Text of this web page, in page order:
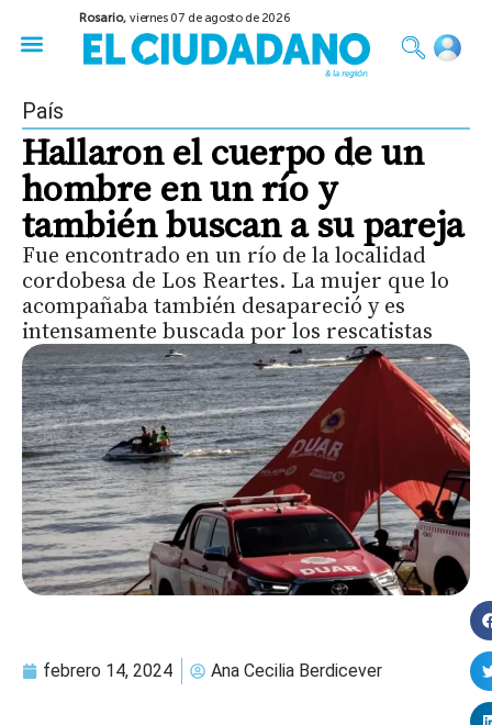
Rosario,viernes 07 de agosto de 2026
País
Hallaron el cuerpo de un
hombre en un río y
también buscan a su pareja
Fue encontrado en un río de la localidad
cordobesa de Los Reartes. La mujer que lo
acompañaba también desapareció y es
intensamente buscada por los rescatistas
febrero 14, 2024 Ana Cecilia Berdicever